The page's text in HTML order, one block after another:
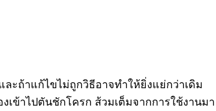
ถ้าแก้ไขไม่ถูกวิธีอาจทำให้ยิ่งแย่กว่าเดิม
เข้าไปตันชักโครก ส้วมเต็มจากการใช้งานมา